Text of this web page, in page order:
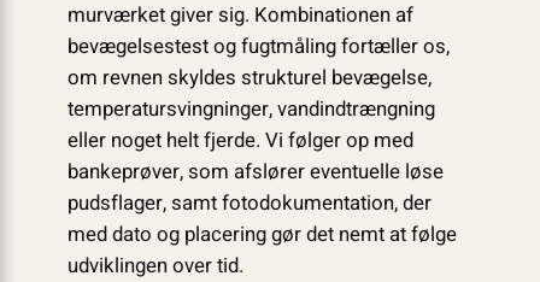
murværket giver sig. Kombinationen af
bevægelsestest og fugtmåling fortæller os,
om revnen skyldes strukturel bevægelse,
temperatursvingninger, vandindtrængning
eller noget helt fjerde. Vi følger op med
bankeprøver, som afslører eventuelle løse
pudsflager, samt fotodokumentation, der
med dato og placering gør det nemt at følge
udviklingen over tid.